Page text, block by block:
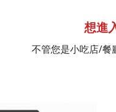
想進
不管您是小吃店/